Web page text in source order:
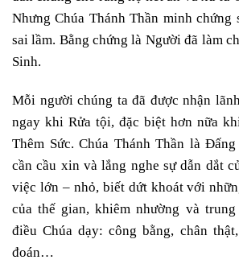
Nhưng Chúa Thánh Thần minh
sai lầm. Bằng chứng là Người đã làm
Sinh.
Mỗi người chúng ta đã được nhận
ngay khi Rửa tội, đặc biệt hơn nữa
Thêm Sức. Chúa Thánh Thần là
cần cầu xin và lắng nghe sự dẫn dắt
việc lớn – nhỏ, biết dứt khoát với
của thế gian, khiêm nhường và
điều Chúa dạy: công bằng, chân
đoán…